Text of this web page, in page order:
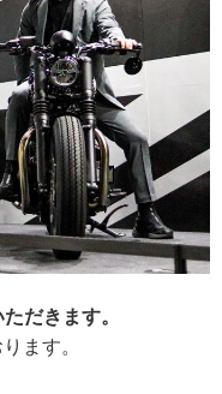
だきます。
ます。